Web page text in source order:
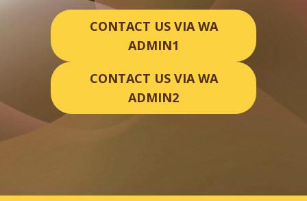
CONTACT US VIA WA
ADMIN1
CONTACT US VIA WA
ADMIN2